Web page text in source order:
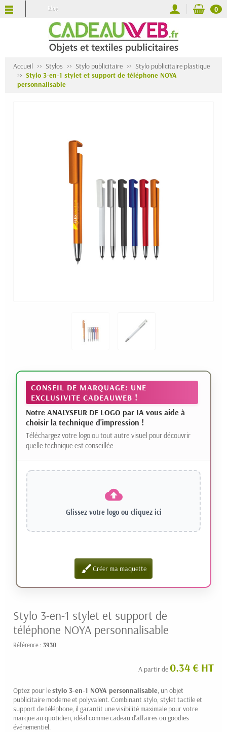
Blog 0
Accueil Stylos Stylo publicitaire
Stylo publicitaire plastique
Stylo 3-en-1 stylet et support de téléphone NOYA
personnalisable
CONSEIL DE MARQUAGE: UNE
EXCLUSIVITE CADEAUWEB !
Notre ANALYSEUR DE LOGO par IA vous aide à
choisir la technique d'impression !
Téléchargez votre logo ou tout autre visuel pour découvrir
quelle technique est conseillée
Glissez votre logo ou cliquez ici
brushCréer ma maquette
Stylo 3-en-1 stylet et support de
téléphone NOYA personnalisable
Référence : 3930
A partir de 0.34 € HT
Optez pour lestylo 3-en-1 NOYA personnalisable , un objet
publicitaire moderne et polyvalent. Combinant stylo, stylet tactile et
support de téléphone, il garantit une visibilité maximale pour votre
marque au quotidien, idéal comme cadeau d'affaires ou goodies
événementiel.